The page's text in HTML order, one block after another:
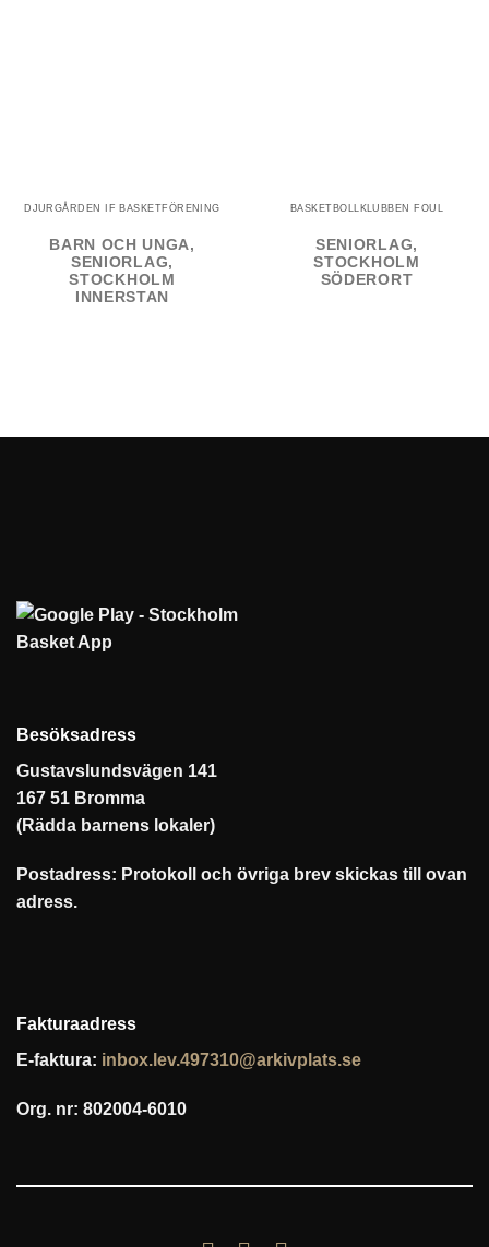
DJURGÅRDEN IF BASKETFÖRENING
BARN OCH UNGA,
SENIORLAG,
STOCKHOLM
INNERSTAN
BASKETBOLLKLUBBEN FOUL
SENIORLAG,
STOCKHOLM
SÖDERORT
Besöksadress
Gustavslundsvägen 141
167 51 Bromma
(Rädda barnens lokaler)
Postadress: Protokoll och övriga brev skickas till ovan
adress.
Fakturaadress
E-faktura: inbox.lev.497310@arkivplats.se
Org. nr: 802004-6010